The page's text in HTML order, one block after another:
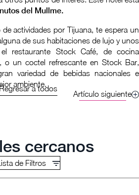
del Mullme.
actividades por Tijuana, te espera un
de sus habitaciones de lujo y unos
restaurante Stock Café, de cocina
o un coctel refrescante en Stock Bar,
variedad de bebidas nacionales e
ambiente.
a todos
Artículo siguiente
cercanos
Lista de Filtros